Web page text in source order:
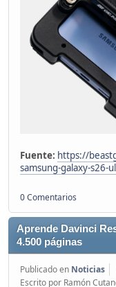
Fuente: https://
samsung-galaxy-s26-
0 Comentarios
Aprende Davinci
4.500 páginas
Publicado en Noticias
Escrito por Ramón